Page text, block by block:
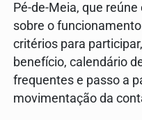
Pé-de-Meia, que
sobre o
critérios para
benefício, calendário
frequentes e passo a
movimentação da